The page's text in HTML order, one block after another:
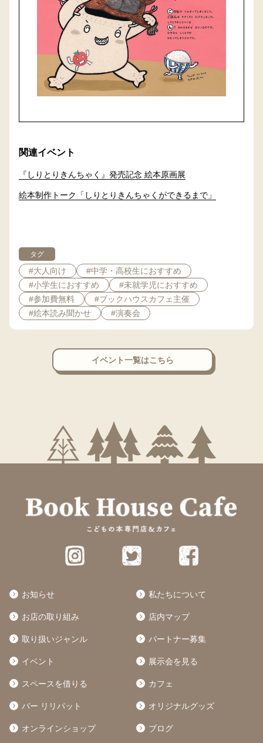
関連イベント
『しりとりきんちゃく』発売記念 絵本原画展
絵本制作トーク「しりとりきんちゃくができるまで」
タグ
#大人向け
#中学・高校生におすすめ
#小学生におすすめ
#未就学児におすすめ
#参加費無料
#ブックハウスカフェ主催
#絵本読み聞かせ
#演奏会
イベント一覧はこちら
お知らせ 私たちについて
お店の取り組み 店内マップ
取り扱いジャンル パートナー募集
イベント 展示会を見る
スペースを借りる カフェ
バー リリパット オリジナルグッズ
オンラインショップ ブログ